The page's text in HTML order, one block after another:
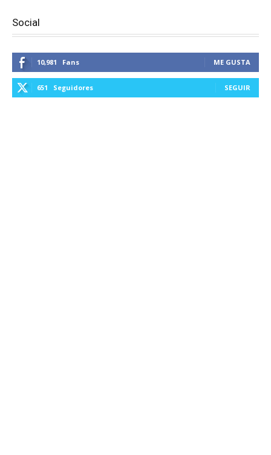
Social
10,981 Fans ME GUSTA
651 Seguidores SEGUIR